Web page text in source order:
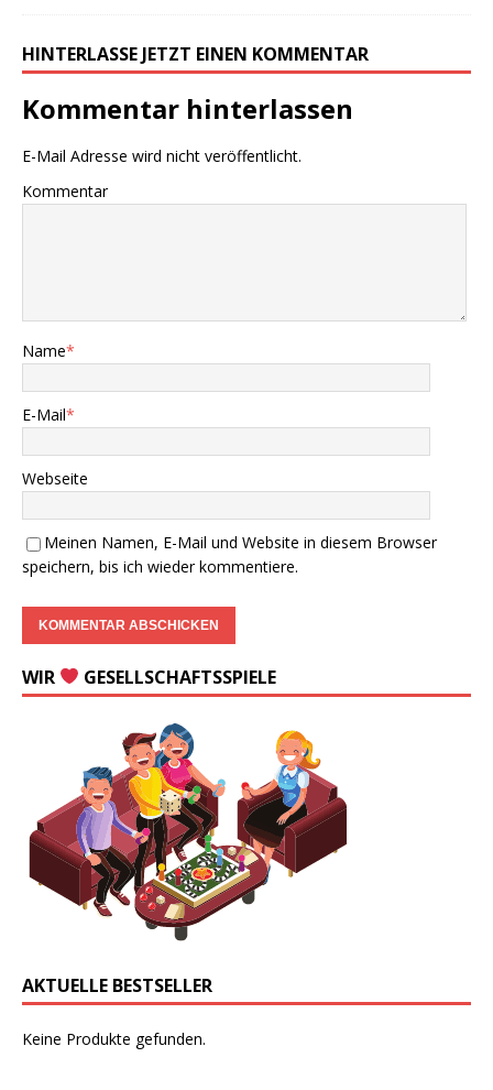
HINTERLASSE JETZT EINEN KOMMENTAR
Kommentar hinterlassen
E-Mail Adresse wird nicht veröffentlicht.
Kommentar
Name*
E-Mail*
Webseite
Meinen Namen, E-Mail und Website in diesem Browser
speichern, bis ich wieder kommentiere.
WIR GESELLSCHAFTSSPIELE
AKTUELLE BESTSELLER
Keine Produkte gefunden.